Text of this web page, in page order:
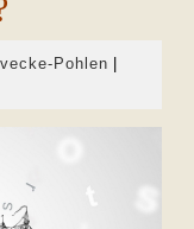
PohlenMartina